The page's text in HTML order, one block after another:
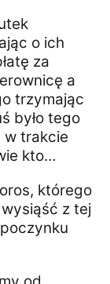
o ich
za
a
trzymając
było tego
w trakcie
kto…
którego
wysiąść z tej